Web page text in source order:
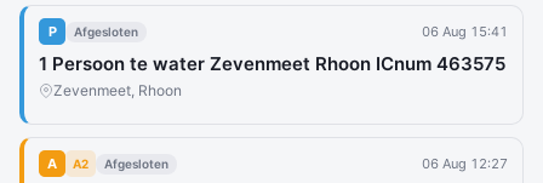
P Afgesloten 06 Aug 15:41
1 Persoon te water Zevenmeet Rhoon ICnum 463575
Zevenmeet, Rhoon
A A2 Afgesloten 06 Aug 12:27